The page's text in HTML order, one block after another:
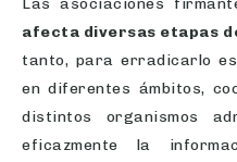
Las asociaciones
afecta diversas etapas
tanto, para erradicarlo
en diferentes ámbitos,
distintos organismos
eficazmente la